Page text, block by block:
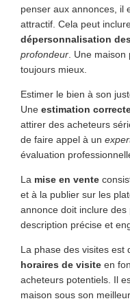
penser aux annonces, il
attractif. Cela peut
dépersonnalisation
profondeur . Une
toujours mieux.
Estimer le bien à son
Une estimation
attirer des acheteurs
de faire appel à un
évaluation
La mise en vente
et à la publier sur les
annonce doit inclure des
description précise et
La phase des visites est
horaires de visite en
acheteurs potentiels. Il
maison sous son